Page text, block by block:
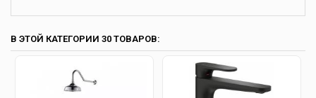
В ЭТОЙ КАТЕГОРИИ 30 ТОВАРОВ: